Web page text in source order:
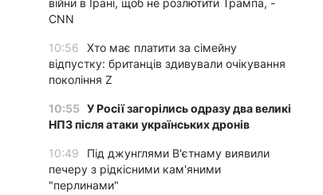
війни в Ірані, щоб не розлютити Трампа, -
CNN
10:56
Хто має платити за сімейну
відпустку: британців здивували очікування
покоління Z
10:55 У Росії загорілись одразу два великі
НПЗ після атаки українських дронів
10:49
Під джунглями В'єтнаму виявили
печеру з рідкісними кам'яними
"перлинами"